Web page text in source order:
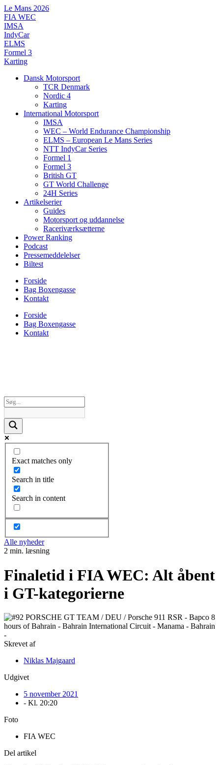
Videre
til
indhold
Le Mans 2026
FIA WEC
IMSA
IndyCar
ELMS
Formel 3
Karting
Dansk Motorsport
TCR Denmark
Nordic 4
Karting
International Motorsport
IMSA
WEC – World Endurance Championship
ELMS – European Le Mans Series
NTT IndyCar Series
Formel 1
Formel 3
British GT
GT World Challenge
24H Series
Artikelserier
Guides
Motorsport og uddannelse
Raceriværksætterne
Power Ranking
Podcast
Pressemeddelelser
Biltest
Forside
Bag Boxengasse
Kontakt
Forside
Bag Boxengasse
Kontakt
Exact matches only
Search in title
Search in content
Alle nyheder
2 min. læsning
Finaletid i FIA WEC: Alt åbent
i GT-kategorierne
Skrevet af
Niklas Majgaard
Udgivet
5 november 2021
- Kl. 20:20
Foto
FIA WEC
Del artikel